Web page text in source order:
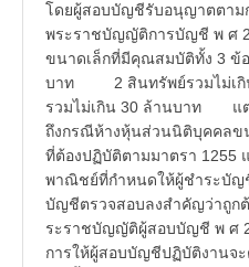
โดยผู้สอบบัญชีรับอนุญาตตาม
พระราชบัญญัติการบัญชี พ ศ
ขนาดเล็กที่มีคุณสมบัติทั้ง 3
บาท 2 สินทรัพย์รวมไม่เ
รวมไม่เกิน 30 ล้านบาท แต่
ถึงกรณีห้างหุ้นส่วนนิติบุคคลข
ที่ต้องปฏิบัติตามมาตรา 1255
พาณิชย์ที่กำหนดให้ผู้ชำระบัญ
บัญชีตรวจสอบลงสำคัญว่าถูก
ระราชบัญญัติผู้สอบบัญชี พ ศ
การให้ผู้สอบบัญชีปฏิบัติงานจ